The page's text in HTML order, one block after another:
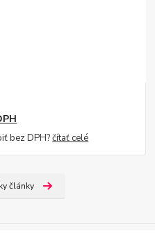
bez DPH?čítať celé
články